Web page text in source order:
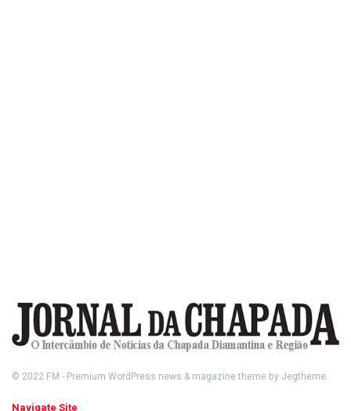
© 2022 FM - Premium WordPress news & magazine theme by Jegtheme.
Navigate Site